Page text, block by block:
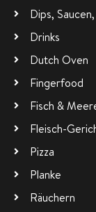
Dips,
Drinks
Dutch Oven
Fingerfood
Fisch &
Fleisch-
Pizza
Planke
Räuchern